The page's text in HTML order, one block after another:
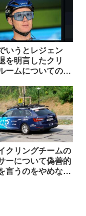
いうとレジェン
を明言したクリ
ームについての海
クリングチームの
ーについて偽善的
言うのをやめなさ